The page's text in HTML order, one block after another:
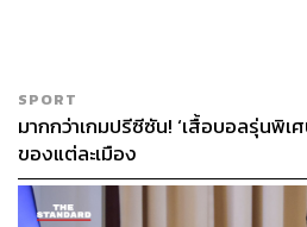
SPORT
มากกว่าเกมปรีซีซัน! ‘เสื้อบอลรุ่นพิเ
ของแต่ละเมือง